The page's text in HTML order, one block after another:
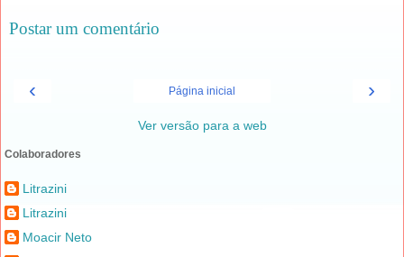
Postar um comentário
‹ ›
Página inicial
Ver versão para a web
Colaboradores
Litrazini
Litrazini
Moacir Neto